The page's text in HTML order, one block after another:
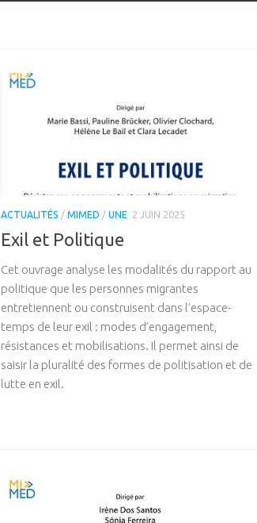
ACTUALITÉS / MIMED / UNE 2 JUIN 2025
Exil et Politique
Cet ouvrage analyse les modalités du rapport au
politique que les personnes migrantes
entretiennent ou construisent dans l’espace-
temps de leur exil : modes d’engagement,
résistances et mobilisations. Il permet ainsi de
saisir la pluralité des formes de politisation et de
lutte en exil.